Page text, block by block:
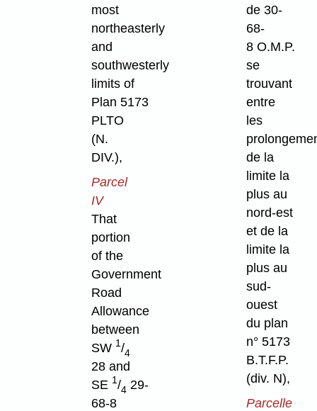
most
northeasterly
and
southwesterly
limits of
Plan 5173
PLTO
(N.
DIV.),
Parcel
IV
That
portion
of the
Government
Road
Allowance
between
SW 1/4
28 and
SE 1/4 29-
68-8
de 30-
68-
8 O.M.P.
se
trouvant
entre
les
de la
limite la
plus au
nord-est
et de la
limite la
plus au
sud-
ouest
du plan
n° 5173
B.T.F.P.
(div. N),
Parcelle